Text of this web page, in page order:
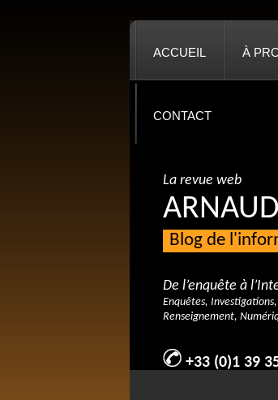
ACCUEIL À
CONTACT
La revue web
Blog de
De l’enquête à
Enquêtes,
Renseignement,
+33 (0)1 39